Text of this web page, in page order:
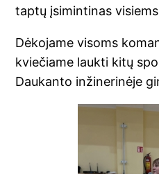
taptų įsimintinas
Dėkojame visoms
kviečiame laukti kitų
Daukanto inžinerinėje